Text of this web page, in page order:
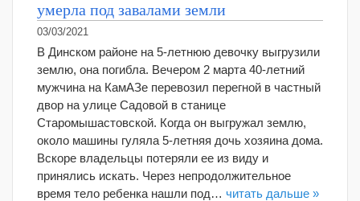
умерла под завалами земли
03/03/2021
В Динском районе на 5-летнюю девочку выгрузили
землю, она погибла. Вечером 2 марта 40-летний
мужчина на КамАЗе перевозил перегной в частный
двор на улице Садовой в станице
Старомышастовской. Когда он выгружал землю,
около машины гуляла 5-летняя дочь хозяина дома.
Вскоре владельцы потеряли ее из виду и
принялись искать. Через непродолжительное
время тело ребенка нашли под… читать дальше »